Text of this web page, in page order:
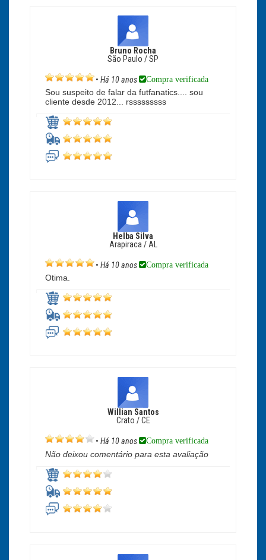
Bruno Rocha
São Paulo / SP
• Há 10 anos Compra verificada
Sou suspeito de falar da futfanatics.... sou
cliente desde 2012... rsssssssss
Helba Silva
Arapiraca / AL
• Há 10 anos Compra verificada
Otima.
Willian Santos
Crato / CE
• Há 10 anos Compra verificada
Não deixou comentário para esta avaliação